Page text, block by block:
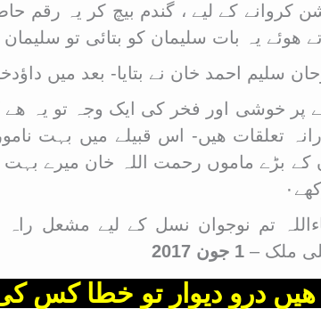
کروانے کے لیے ، گندم بیچ کر یہ
ھوئے یہ بات سلیمان کو بتائی تو
سلیم احمد خان نے بتایا- بعد میں
پر خوشی اور فخر کی ایک وجہ تو یہ ھے
تعلقات ھیں- اس قبیلے میں بہت
کے بڑے ماموں رحمت اللہ خان میرے
تم نوجوان نسل کے لیے مشعل
ملک –1 جون 2017
ھیں درو دیوار تو خطا کس